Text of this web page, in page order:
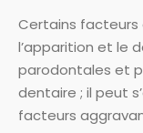
Certains facteurs
l’apparition et le
parodontales et
dentaire ; il peut
facteurs